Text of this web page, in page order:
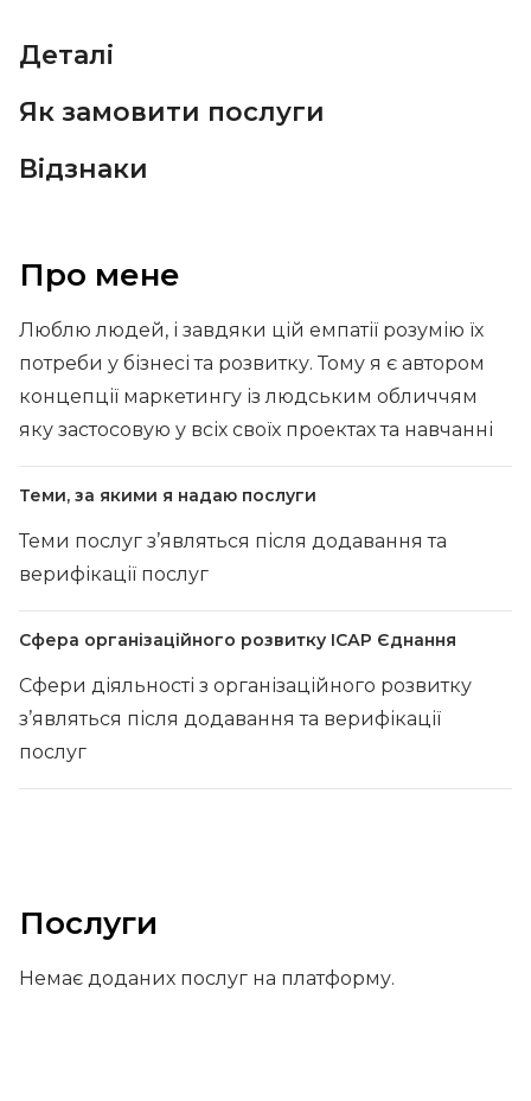
Про мене
Люблю людей, і завдяки цій емпатії розумію їх
потреби у бізнесі та розвитку. Тому я є автором
концепції маркетингу із людським обличчям
яку застосовую у всіх своїх проектах та навчанні
Теми, за якими я надаю послуги
Теми послуг з’являться після додавання та
верифікації послуг
Сфера організаційного розвитку ІСАР Єднання
Сфери діяльності з організаційного розвитку
з’являться після додавання та верифікації
послуг
Послуги
Немає доданих послуг на платформу.
Деталі
Як замовити послуги
Відзнаки